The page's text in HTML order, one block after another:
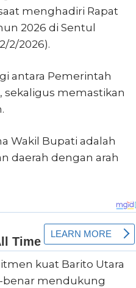
menghadiri Rapat
2026 di Sentul
2/2026).
antara Pemerintah
sekaligus memastikan
Wakil Bupati adalah
daerah dengan arah
kuat Barito Utara
benar mendukung